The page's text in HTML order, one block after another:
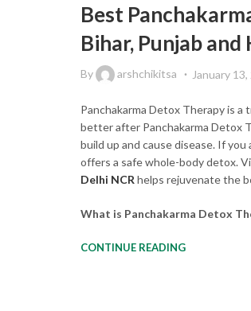
Best
Bihar, Punjab and
By arshchikitsa January
Panchakarma Detox Therapy is
better after Panchakarma Detox
build up and cause disease. If
offers a safe whole-body detox.
Delhi NCR helps rejuvenate the
What is Panchakarma Detox
CONTINUE READING